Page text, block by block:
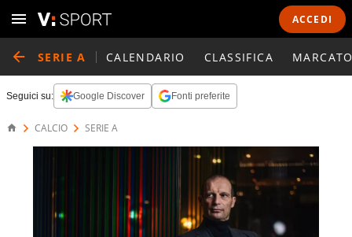
ACCEDI
SERIE A CALENDARIO CLASSIFICA
Seguici su: Google Discover Fonti preferite
CALCIO SERIE A